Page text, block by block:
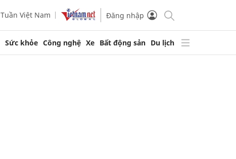
Tuần Việt Nam Đăng nhập
Sức khỏe Công nghệ Xe Bất động sản Du lịch